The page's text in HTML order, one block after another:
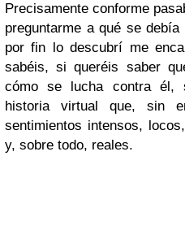
Precisamente conforme
preguntarme a qué se
por fin lo descubrí me
sabéis, si queréis saber
cómo se lucha contra él,
historia virtual que, sin
sentimientos intensos,
y, sobre todo, reales.